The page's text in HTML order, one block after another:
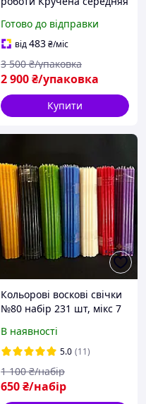
Готово до відправки
від483₴/міс
2 900₴/упаковка
3 500 ₴/упаковка
Купити
Кольорові воскові свічки
№80 набір 231 шт, мікс 7
ритуальні, для обрядів та
практик
В наявності
5.0 (11)
650₴/набір
1 100 ₴/набір